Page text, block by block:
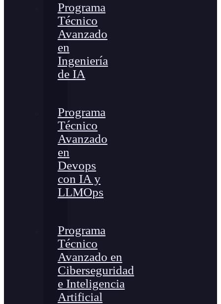
Programa
Técnico
Avanzado
en
Ingeniería
de IA
Programa
Técnico
Avanzado
en
Devops
con IA y
LLMOps
Programa
Técnico
Avanzado en
Ciberseguridad
e Inteligencia
Artificial